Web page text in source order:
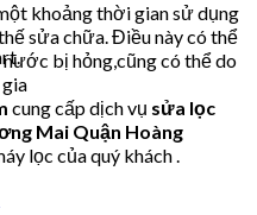
khoảng thời gian sử dụng
sửa chữa. Điều này có thể
bị hỏng,cũng có thể do
cung cấp dịch vụ sửa lọc
Mai Quận Hoàng
lọc của quý khách .